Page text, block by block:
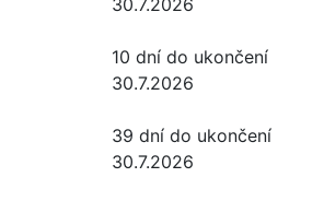
30.7.2026
10 dní do ukončení
30.7.2026
39 dní do ukončení
30.7.2026